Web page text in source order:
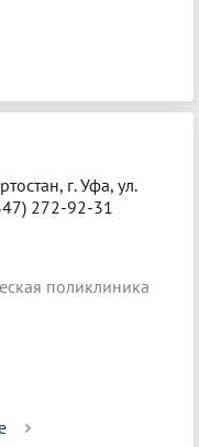
г. Уфа, ул.
272-92-31
поликлиника